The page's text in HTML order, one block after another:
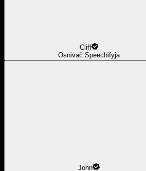
Cliff
Osnivač Speechifyja
John